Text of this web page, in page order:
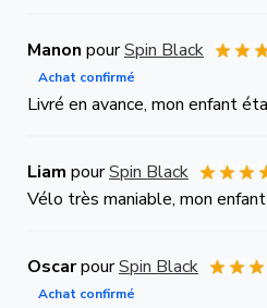
Manon pourSpin Black
Achat confirmé
Livré en avance, mon enfant
Liam pourSpin Black
Vélo très maniable, mon
OscarpourSpin Black
Achat confirmé